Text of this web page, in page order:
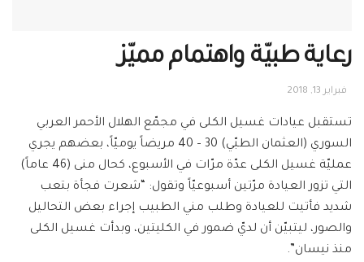
رعاية طبيّة واهتمام مميّز
فبراير 13, 2018
تستقبل عيادات غسيل الكلى في مجمّع الهلال الأحمر العربي
السوري (العثمان الطبّي) 30 – 40 مريضاً يوميّاً، بعضهم يجري
عمليّة غسيل الكلى عدّة مرّات في الأسبوع، كحال منى (46 عاماً)
التي تزور العيادة مرّتين أسبوعيّاً وتقول: “شعرت فجأة بتعب
شديد فأتيت للعيادة وطلب مني الطبيب إجراء بعض التحاليل
والصور، ليتبيّن أن لديّ ضمور في الكليتين، وبدأت غسيل الكلى
منذ نيسان”.